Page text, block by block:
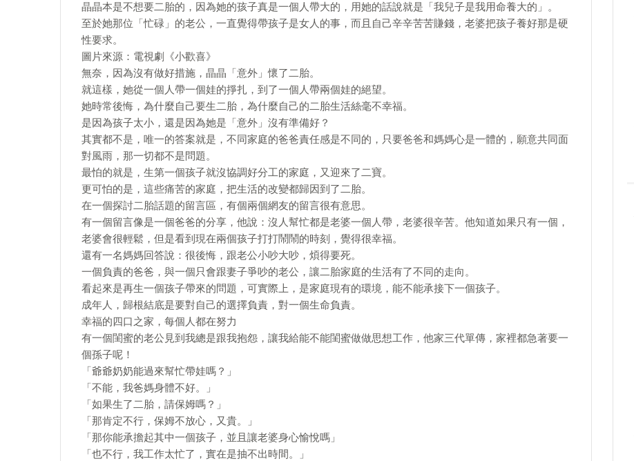
晶晶本是不想要二胎的，因為她的孩子真是一個人帶大的，用她的話說就是「我兒子是我用命養大的」。
至於她那位「忙碌」的老公，一直覺得帶孩子是女人的事，而且自己辛辛苦苦賺錢，老婆把孩子養好那是硬
性要求。
圖片來源：電視劇《小歡喜》
無奈，因為沒有做好措施，晶晶「意外」懷了二胎。
就這樣，她從一個人帶一個娃的掙扎，到了一個人帶兩個娃的絕望。
她時常後悔，為什麼自己要生二胎，為什麼自己的二胎生活絲毫不幸福。
是因為孩子太小，還是因為她是「意外」沒有準備好？
其實都不是，唯一的答案就是，不同家庭的爸爸責任感是不同的，只要爸爸和媽媽心是一體的，願意共同面
對風雨，那一切都不是問題。
最怕的就是，生第一個孩子就沒協調好分工的家庭，又迎來了二寶。
更可怕的是，這些痛苦的家庭，把生活的改變都歸因到了二胎。
在一個探討二胎話題的留言區，有個兩個網友的留言很有意思。
有一個留言像是一個爸爸的分享，他說：沒人幫忙都是老婆一個人帶，老婆很辛苦。他知道如果只有一個，
老婆會很輕鬆，但是看到現在兩個孩子打打鬧鬧的時刻，覺得很幸福。
還有一名媽媽回答說：很後悔，跟老公小吵大吵，煩得要死。
一個負責的爸爸，與一個只會跟妻子爭吵的老公，讓二胎家庭的生活有了不同的走向。
看起來是再生一個孩子帶來的問題，可實際上，是家庭現有的環境，能不能承接下一個孩子。
成年人，歸根結底是要對自己的選擇負責，對一個生命負責。
幸福的四口之家，每個人都在努力
有一個閨蜜的老公見到我總是跟我抱怨，讓我給能不能閨蜜做做思想工作，他家三代單傳，家裡都急著要一
個孫子呢！
「爺爺奶奶能過來幫忙帶娃嗎？」
「不能，我爸媽身體不好。」
「如果生了二胎，請保姆嗎？」
「那肯定不行，保姆不放心，又貴。」
「那你能承擔起其中一個孩子，並且讓老婆身心愉悅嗎」
「也不行，我工作太忙了，實在是抽不出時間。」